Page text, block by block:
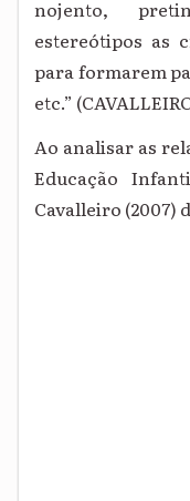
nojento,
estereótipos as
para formarem
etc.”
Ao analisar as
Educação
Cavalleiro (2007)